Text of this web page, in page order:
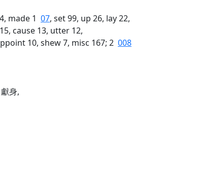
made 1 07, set 99, up 26, lay 22,
cause 13, utter 12,
10, shew 7, misc 167; 2 008
身,